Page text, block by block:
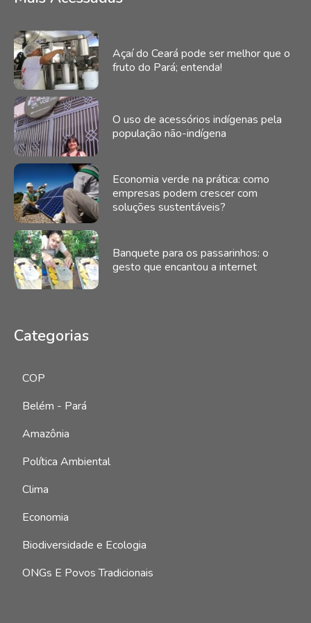
Açaí do Ceará pode ser melhor que o
fruto do Pará; entenda!
O uso de acessórios indígenas pela
população não-indígena
Economia verde na prática: como
empresas podem crescer com
soluções sustentáveis?
Banquete para os passarinhos: o
gesto que encantou a internet
Categorias
COP
Belém - Pará
Amazônia
Política Ambiental
Clima
Economia
Biodiversidade e Ecologia
ONGs E Povos Tradicionais